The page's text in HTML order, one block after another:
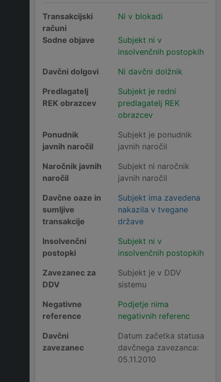
Transakcijski
računi
Ni v blokadi
Sodne objave
Subjekt ni v
insolvenčnih postopkih
Davčni dolgovi
Ni davčni dolžnik
Predlagatelj
REK obrazcev
Subjekt je redni
predlagatelj REK
obrazcev
Ponudnik
javnih naročil
Subjekt je ponudnik
javnih naročil
Naročnik javnih
naročil
Subjekt ni naročnik
javnih naročil
Davčne oaze in
sumljive
transakcije
Subjekt ima zavedena
nakazila v tvegane
države
Insolvenčni
postopki
Subjekt ni v
insolvenčnih postopkih
Zavezanec za
DDV
Subjekt je v DDV
sistemu
Negativne
reference
Podjetje nima
negativnih referenc
Davčni
zavezanec
Datum začetka statusa
davčnega zavezanca:
05.11.2010